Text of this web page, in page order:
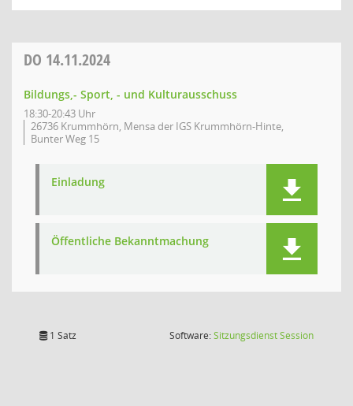
DO 14.11.2024
Bildungs,- Sport, - und Kulturausschuss
18:30-20:43 Uhr
26736 Krummhörn, Mensa der IGS Krummhörn-Hinte,
Bunter Weg 15
Einladung
Öffentliche Bekanntmachung
1 Satz Software:SitzungsdienstSession(Wird in